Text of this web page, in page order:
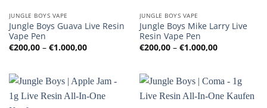
JUNGLE BOYS VAPE
Jungle Boys Guava Live Resin
Vape Pen
€200,00 – €1.000,00Preisspanne:
€200,00
JUNGLE BOYS VAPE
Jungle Boys Mike Larry Live
Resin Vape Pen
€200,00 – €1.000,00
€200,00